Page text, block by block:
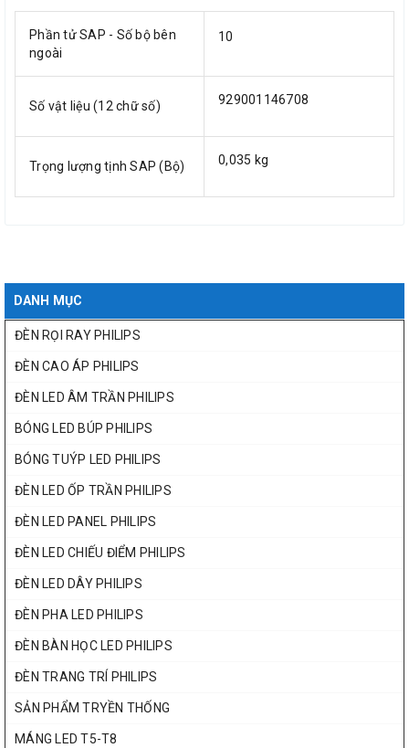
Phần tử SAP - Số bộ bên
ngoài
10
Số vật liệu (12 chữ số) 929001146708
Trọng lượng tịnh SAP (Bộ) 0,035 kg
DANH MỤC
ĐÈN RỌI RAY PHILIPS
ĐÈN CAO ÁP PHILIPS
ĐÈN LED ÂM TRẦN PHILIPS
BÓNG LED BÚP PHILIPS
BÓNG TUÝP LED PHILIPS
ĐÈN LED ỐP TRẦN PHILIPS
ĐÈN LED PANEL PHILIPS
ĐÈN LED CHIẾU ĐIỂM PHILIPS
ĐÈN LED DÂY PHILIPS
ĐÈN PHA LED PHILIPS
ĐÈN BÀN HỌC LED PHILIPS
ĐÈN TRANG TRÍ PHILIPS
SẢN PHẨM TRYỀN THỐNG
MÁNG LED T5-T8